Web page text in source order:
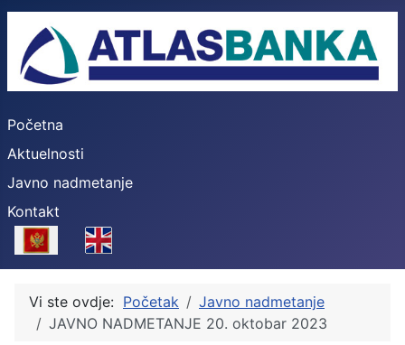
Početna
Aktuelnosti
Javno nadmetanje
Kontakt
Select your language
Vi ste ovdje: Početak
Javno nadmetanje
JAVNO NADMETANJE 20. oktobar 2023